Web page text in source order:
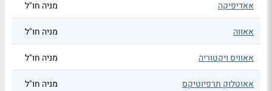
אאדיפיקה מניה חו"ל
אאווה מניה חו"ל
אאוויס ויקטוריה מניה חו"ל
אאוטלוק תרפיוטיקס מניה חו"ל